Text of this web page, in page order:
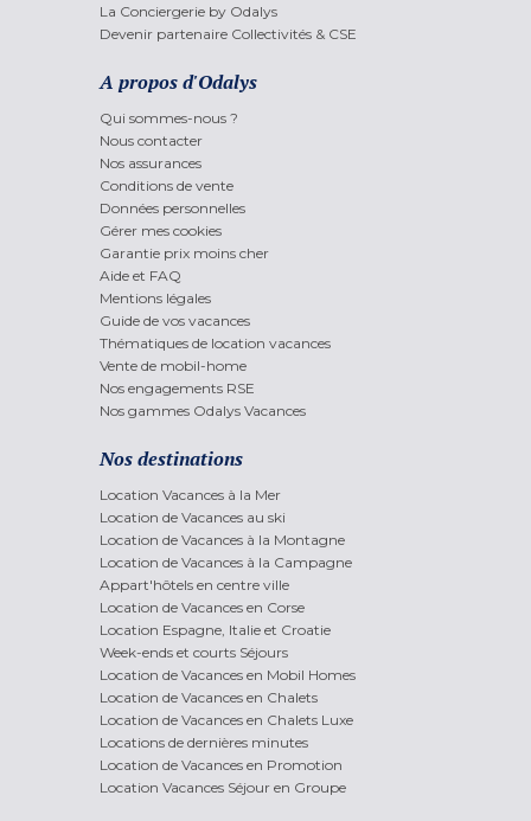
La Conciergerie by Odalys
Devenir partenaire Collectivités & CSE
A propos d'Odalys
Qui sommes-nous ?
Nous contacter
Nos assurances
Conditions de vente
Données personnelles
Gérer mes cookies
Garantie prix moins cher
Aide et FAQ
Mentions légales
Guide de vos vacances
Thématiques de location vacances
Vente de mobil-home
Nos engagements RSE
Nos gammes Odalys Vacances
Nos destinations
Location Vacances à la Mer
Location de Vacances au ski
Location de Vacances à la Montagne
Location de Vacances à la Campagne
Appart'hôtels en centre ville
Location de Vacances en Corse
Location Espagne, Italie et Croatie
Week-ends et courts Séjours
Location de Vacances en Mobil Homes
Location de Vacances en Chalets
Location de Vacances en Chalets Luxe
Locations de dernières minutes
Location de Vacances en Promotion
Location Vacances Séjour en Groupe